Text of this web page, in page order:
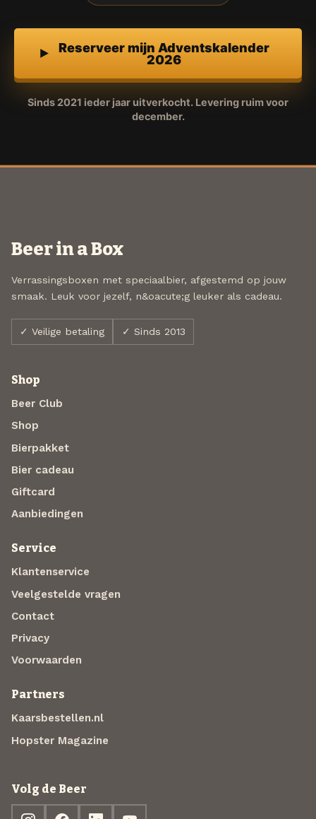
Reserveer mijn Adventskalender
2026
Sinds 2021 ieder jaar uitverkocht. Levering ruim voor
december.
Beer in a Box
Verrassingsboxen met speciaalbier, afgestemd op jouw
smaak. Leuk voor jezelf, n&oacute;g leuker als cadeau.
✓ Veilige betaling ✓ Sinds 2013
Shop
Beer Club
Shop
Bierpakket
Bier cadeau
Giftcard
Aanbiedingen
Service
Klantenservice
Veelgestelde vragen
Contact
Privacy
Voorwaarden
Partners
Kaarsbestellen.nl
Hopster Magazine
Volg de Beer